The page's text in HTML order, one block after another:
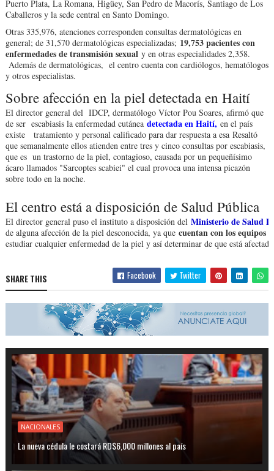
Puerto Plata, La Romana, Higüey, San Pedro de Macorís, Santiago de Los
Caballeros y la sede central en Santo Domingo.
Otras 335,976, atenciones corresponden consultas dermatológicas en
general; de 31,570 dermatológicas especializadas; 19,753 pacientes con
enfermedades de transmisión sexual y en otras especialidades 2,358.
Además de dermatológicas, el centro cuenta con cardiólogos, hematólogos
y otros especialistas.
Sobre afección en la piel detectada en Haití
El director general del IDCP, dermatólogo Víctor Pou Soares, afirmó que
de ser escabiasis la enfermedad cutánea detectada en Haití, en el país
existe tratamiento y personal calificado para dar respuesta a esa Resaltó
que semanalmente ellos atienden entre tres y cinco consultas por escabiasis,
que es un trastorno de la piel, contagioso, causada por un pequeñísimo
ácaro llamados "Sarcoptes scabiei" el cual provoca una intensa picazón
sobre todo en la noche.
El centro está a disposición de Salud Pública
El director general puso el instituto a disposición del Ministerio de Salud
de alguna afección de la piel desconocida, ya que cuentan con los equipos
estudiar cualquier enfermedad de la piel y así determinar de que está
SHARE THIS Facebook Twitter
NACIONALES
La nueva cédula le costará RD$6,000 millones al país